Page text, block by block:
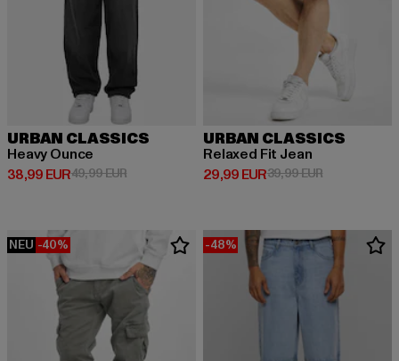
URBAN CLASSICS
Heavy Ounce
38,99 EUR
Derzeitiger Preis: 38,99 EUR
49,99 EURAktionspreis: 49,99 EUR
URBAN CLASSICS
Relaxed Fit Jean
29,99 EUR
Derzeitiger Preis: 29,99 EUR
39,99 EURAktionspreis:
NEU -40% -48%